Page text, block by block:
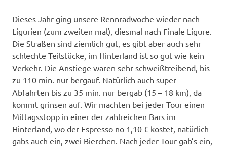
Dieses Jahr ging unsere Rennradwoche wieder nach
Ligurien (zum zweiten mal), diesmal nach Finale Ligure.
Die Straßen sind ziemlich gut, es gibt aber auch sehr
schlechte Teilstücke, im Hinterland ist so gut wie kein
Verkehr. Die Anstiege waren sehr schweißtreibend, bis
zu 110 min. nur bergauf. Natürlich auch super
Abfahrten bis zu 35 min. nur bergab (15 – 18 km), da
kommt grinsen auf. Wir machten bei jeder Tour einen
Mittagsstopp in einer der zahlreichen Bars im
Hinterland, wo der Espresso no 1,10 € kostet, natürlich
gabs auch ein, zwei Bierchen. Nach jeder Tour gab’s ein,